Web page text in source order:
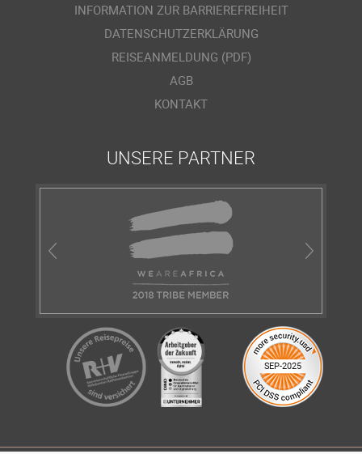
INFORMATION ZUR BARRIEREFREIHEIT
DATENSCHUTZERKLÄRUNG
REISEANMELDUNG (PDF)
AGB
KONTAKT
UNSERE PARTNER